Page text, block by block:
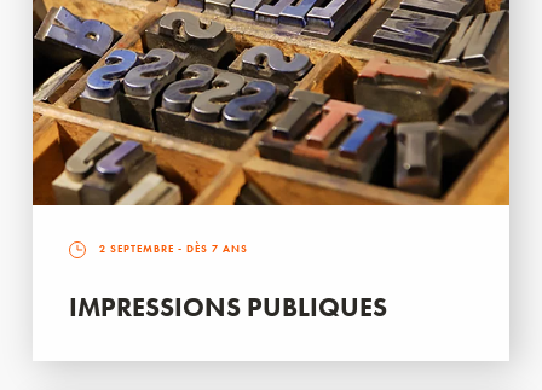
2 SEPTEMBRE - DÈS 7 ANS
IMPRESSIONS PUBLIQUES